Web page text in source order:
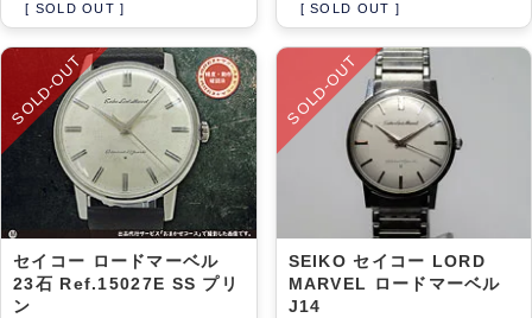
[ SOLD OUT ] [ SOLD OUT ]
SOLD-OUT
セイコー ロードマーベル
23石 Ref.15027E SS プリ
ン
SOLD-OUT
SEIKO セイコー LORD
MARVEL ロードマーベル
J14